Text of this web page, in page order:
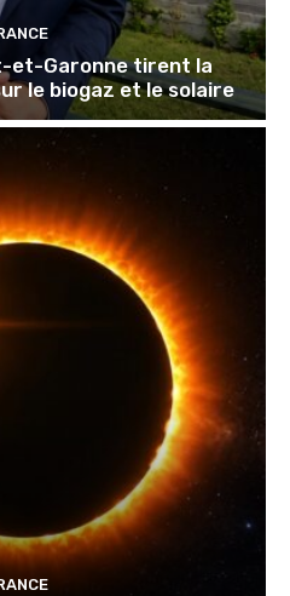
et-Garonne tirent la
le biogaz et le solaire